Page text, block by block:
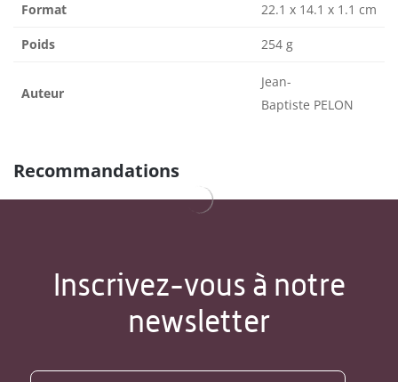
Format 22.1 x 14.1 x 1.1 cm
Poids 254 g
Auteur
Jean-
Baptiste PELON
Recommandations
Inscrivez-vous à notre
newsletter